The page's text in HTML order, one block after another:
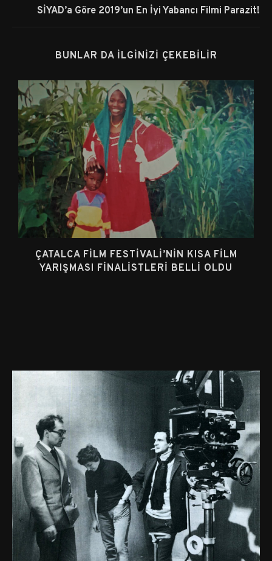
SİYAD’a Göre 2019’un En İyi Yabancı Filmi Parazit!
BUNLAR DA İLGINIZI ÇEKEBILIR
ÇATALCA FILM FESTIVALI’NIN KISA FILM
YARIŞMASI FINALISTLERI BELLI OLDU